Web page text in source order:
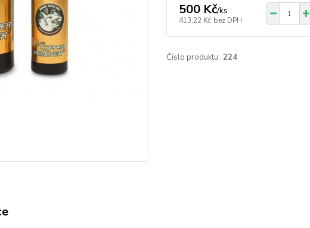
500 Kč/ks
413,22 Kč bez DPH
Číslo produktu: 224